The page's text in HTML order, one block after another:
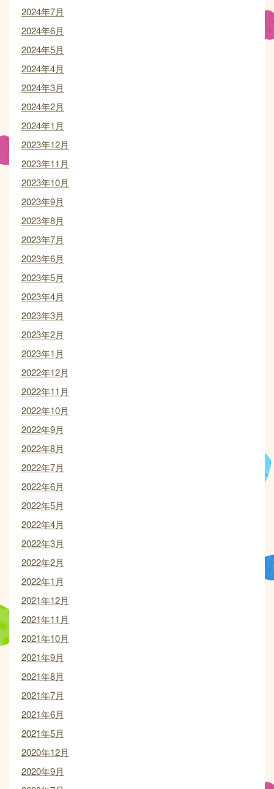
2024年7月
2024年6月
2024年5月
2024年4月
2024年3月
2024年2月
2024年1月
2023年12月
2023年11月
2023年10月
2023年9月
2023年8月
2023年7月
2023年6月
2023年5月
2023年4月
2023年3月
2023年2月
2023年1月
2022年12月
2022年11月
2022年10月
2022年9月
2022年8月
2022年7月
2022年6月
2022年5月
2022年4月
2022年3月
2022年2月
2022年1月
2021年12月
2021年11月
2021年10月
2021年9月
2021年8月
2021年7月
2021年6月
2021年5月
2020年12月
2020年9月